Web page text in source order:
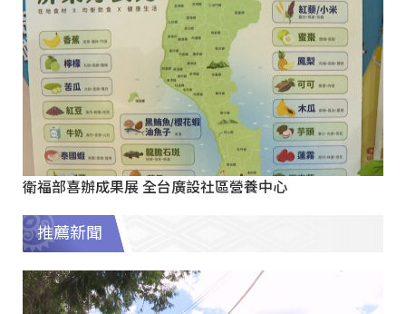
衛福部喜辦成果展 全台廣設社區營養中心
推薦新聞